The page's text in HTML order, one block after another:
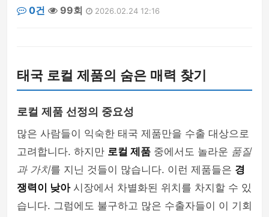
0건
99회 2026.02.24 12:16
태국 로컬 제품의 숨은 매력 찾기
로컬 제품 선정의 중요성
많은 사람들이 익숙한 태국 제품만을 수출 대상으로
고려합니다. 하지만 로컬 제품 중에서도 놀라운 품질
과 가치를 지닌 것들이 많습니다. 이런 제품들은 경
쟁력이 낮아시장에서 차별화된 위치를 차지할 수 있
습니다. 그럼에도 불구하고 많은 수출자들이 이 기회